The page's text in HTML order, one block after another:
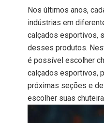
Nos últimos anos,
indústrias em
calçados esportivos,
desses produtos.
é possível escolher
calçados esportivos,
próximas seções e
escolher suas